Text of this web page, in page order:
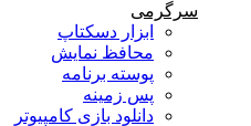
سرگرمی
ابزار دسکتاپ
محافظ نمایش
پوسته برنامه
پس زمینه
دانلود بازی کامپیوتر